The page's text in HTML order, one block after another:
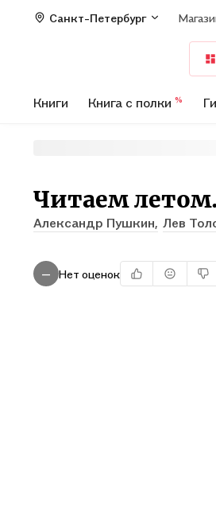
Санкт-Петербург
Книги Книга с полки %
Читаем
Александр Пушкин, Лев
— Нет оценок